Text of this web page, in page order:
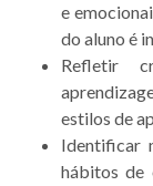
e
do aluno é
Refletir
estilos de
Identificar
hábitos de